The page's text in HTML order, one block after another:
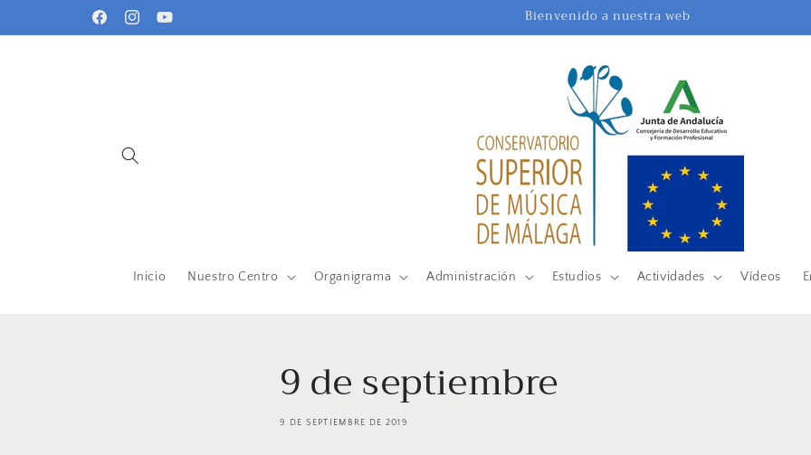
directamente
al contenido
FacebookInstagramYouTube
Bienvenido a nuestra web
Inicio Nuestro Centro Organigrama Administración Estudios Actividades Vídeos
9 de septiembre
9 DE SEPTIEMBRE DE 2019